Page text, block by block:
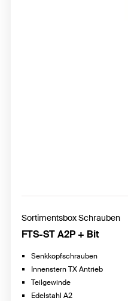
Sortimentsbox Schrauben
FTS-ST A2P + Bit
Senkkopfschrauben
Innenstern TX Antrieb
Teilgewinde
Edelstahl A2